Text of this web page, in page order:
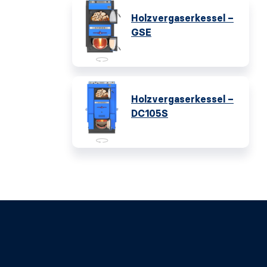
Holzvergaserkessel –
GSE
Holzvergaserkessel –
DC105S